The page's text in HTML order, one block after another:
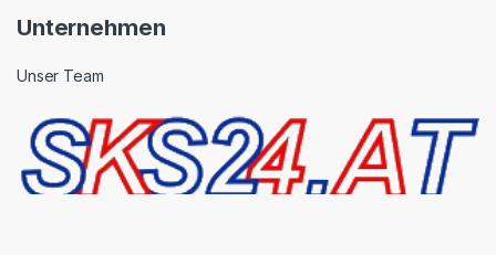
Unternehmen
Unser Team